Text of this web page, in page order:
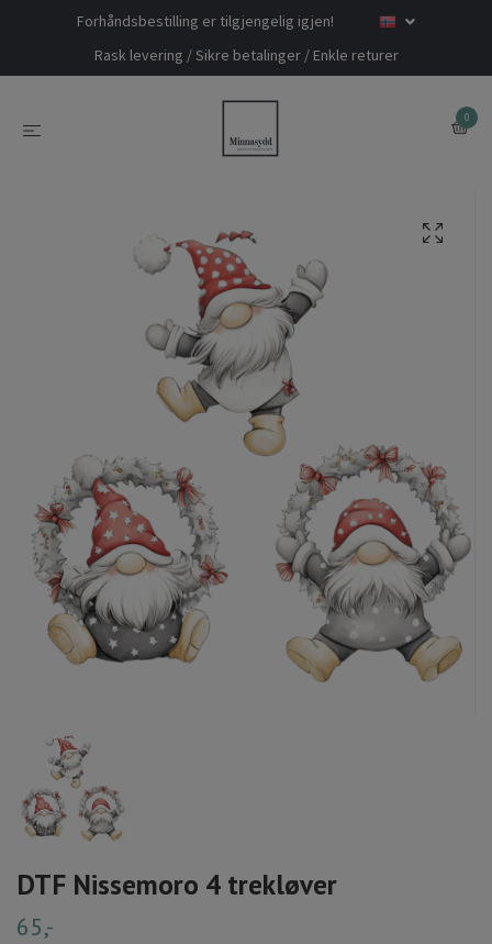
Forhåndsbestilling er tilgjengelig igjen!
Rask levering / Sikre betalinger / Enkle returer
0
DTF Nissemoro 4 trekløver
65,-